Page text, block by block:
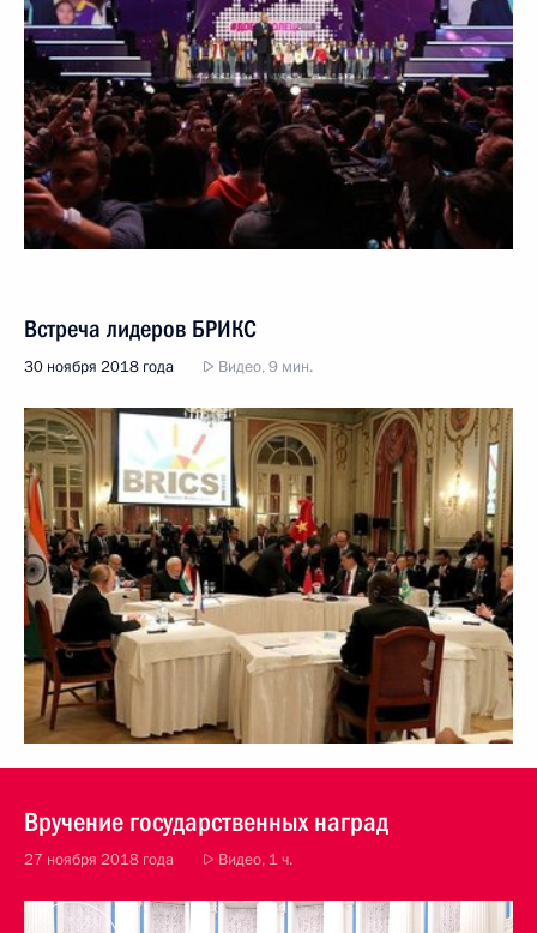
Встреча лидеров БРИКС
30 ноября 2018 года Видео, 9 мин.
Вручение государственных наград
27 ноября 2018 года Видео, 1 ч.